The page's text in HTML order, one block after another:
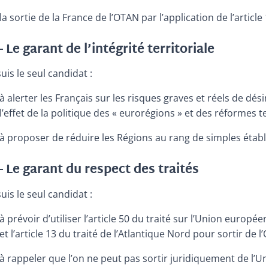
la sortie de la France de l’OTAN par l’application de
Le garant de l’intégrité territoriale
le seul candidat :
à alerter les Français sur les risques graves et réels de
l’effet de la politique des « eurorégions » et des réformes
à proposer de réduire les Régions au rang de simples
Le garant du respect des traités
le seul candidat :
à prévoir d’utiliser l’article 50 du traité sur l’Union
et l’article 13 du traité de l’Atlantique Nord pour sortir de
à rappeler que l’on ne peut pas sortir juridiquement de